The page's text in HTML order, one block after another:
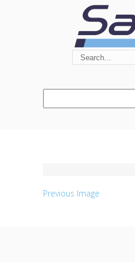
Previous Image